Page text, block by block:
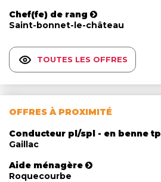
Chef(fe) de rang
Saint-bonnet-le-château
TOUTES LES OFFRES
OFFRES À PROXIMITÉ
Conducteur pl/spl - en benne tp
Gaillac
Aide ménagère
Roquecourbe